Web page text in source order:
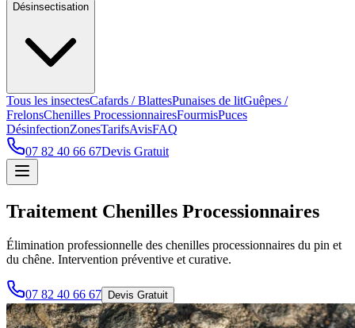
Désinsectisation
Tous les insectesCafards / BlattesPunaises de litGuêpes /
FrelonsChenilles ProcessionnairesFourmisPuces
DésinfectionZonesTarifsAvisFAQ
07 82 40 66 67Devis Gratuit
Traitement Chenilles Processionnaires
Élimination professionnelle des chenilles processionnaires du pin et
du chêne. Intervention préventive et curative.
07 82 40 66 67 Devis Gratuit